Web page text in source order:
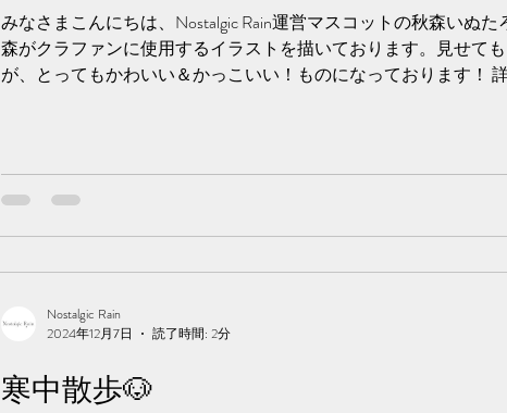
みなさまこんにちは、Nostalgic Rain運営マスコットの秋森いぬた
森がクラファンに使用するイラストを描いております。見せても
が、とってもかわいい＆かっこいい！ものになっております！ 詳
寒中散歩🐶
Nostalgic Rain
2024年12月7日
読了時間: 2分